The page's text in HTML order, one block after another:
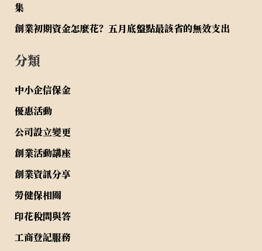
集
創業初期資金怎麼花？五月底盤點最該省的無效支出
分類
中小企信保金
優惠活動
公司設立變更
創業活動講座
創業資訊分享
勞健保相關
印花稅問與答
工商登記服務